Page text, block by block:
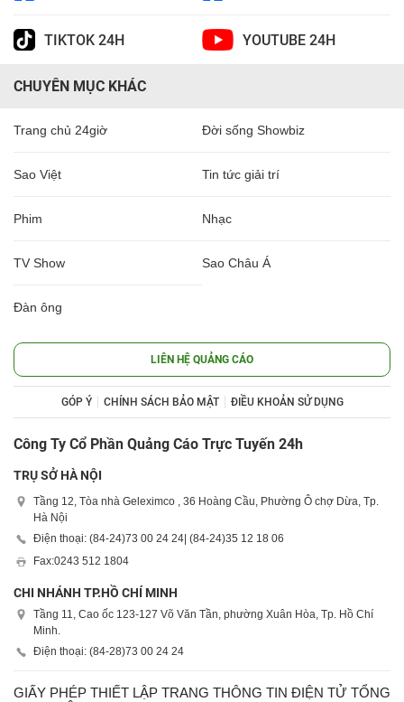
TIKTOK 24H YOUTUBE 24H
CHUYÊN MỤC KHÁC
Trang chủ 24giờ Đời sống Showbiz
Sao Việt Tin tức giải trí
Phim Nhạc
TV Show Sao Châu Á
Đàn ông
LIÊN HỆ QUẢNG CÁO
GÓP Ý CHÍNH SÁCH BẢO MẬT ĐIỀU KHOẢN SỬ DỤNG
Công Ty Cổ Phần Quảng Cáo Trực Tuyến 24h
TRỤ SỞ HÀ NỘI
Tầng 12, Tòa nhà Geleximco , 36 Hoàng Cầu, Phường Ô chợ Dừa, Tp.
Hà Nội
Điện thoại: (84-24)73 00 24 24 | (84-24)35 12 18 06
Fax:0243 512 1804
CHI NHÁNH TP.HỒ CHÍ MINH
Tầng 11, Cao ốc 123-127 Võ Văn Tần, phường Xuân Hòa, Tp. Hồ Chí
Minh.
Điện thoại: (84-28)73 00 24 24
GIẤY PHÉP THIẾT LẬP TRANG THÔNG TIN ĐIỆN TỬ TỔNG